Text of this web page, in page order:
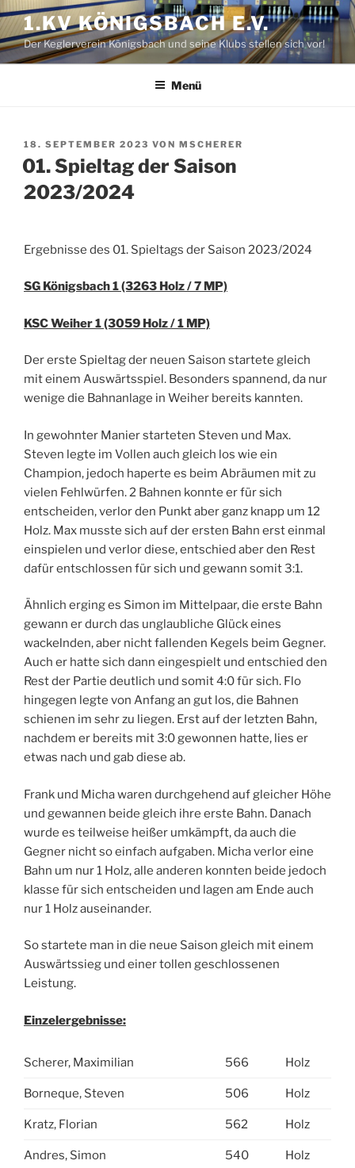
Zum
Inhalt
springen
1.KV KÖNIGSBACH E.V.
Der Keglerverein Königsbach und seine Klubs stellen sich vor!
Menü
VERÖFFENTLICHT
AM
18. SEPTEMBER 2023 VON MSCHERER
01. Spieltag der Saison
2023/2024
Ergebnisse des 01. Spieltags der Saison 2023/2024
SG Königsbach 1 (3263 Holz / 7 MP)
KSC Weiher 1 (3059 Holz / 1 MP)
Der erste Spieltag der neuen Saison startete gleich
mit einem Auswärtsspiel. Besonders spannend, da nur
wenige die Bahnanlage in Weiher bereits kannten.
In gewohnter Manier starteten Steven und Max.
Steven legte im Vollen auch gleich los wie ein
Champion, jedoch haperte es beim Abräumen mit zu
vielen Fehlwürfen. 2 Bahnen konnte er für sich
entscheiden, verlor den Punkt aber ganz knapp um 12
Holz. Max musste sich auf der ersten Bahn erst einmal
einspielen und verlor diese, entschied aber den Rest
dafür entschlossen für sich und gewann somit 3:1.
Ähnlich erging es Simon im Mittelpaar, die erste Bahn
gewann er durch das unglaubliche Glück eines
wackelnden, aber nicht fallenden Kegels beim Gegner.
Auch er hatte sich dann eingespielt und entschied den
Rest der Partie deutlich und somit 4:0 für sich. Flo
hingegen legte von Anfang an gut los, die Bahnen
schienen im sehr zu liegen. Erst auf der letzten Bahn,
nachdem er bereits mit 3:0 gewonnen hatte, lies er
etwas nach und gab diese ab.
Frank und Micha waren durchgehend auf gleicher Höhe
und gewannen beide gleich ihre erste Bahn. Danach
wurde es teilweise heißer umkämpft, da auch die
Gegner nicht so einfach aufgaben. Micha verlor eine
Bahn um nur 1 Holz, alle anderen konnten beide jedoch
klasse für sich entscheiden und lagen am Ende auch
nur 1 Holz auseinander.
So startete man in die neue Saison gleich mit einem
Auswärtssieg und einer tollen geschlossenen
Leistung.
Einzelergebnisse:
Scherer, Maximilian 566 Holz
Borneque, Steven 506 Holz
Kratz, Florian 562 Holz
Andres, Simon 540 Holz